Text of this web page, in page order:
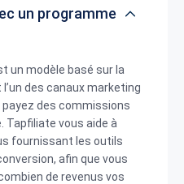
un programme
un modèle basé sur la
des canaux marketing
payez des commissions
Tapfiliate vous aide à
fournissant les outils
afin que vous
de revenus vos